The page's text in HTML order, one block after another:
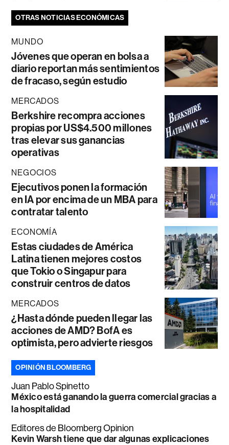
OTRAS NOTICIAS ECONÓMICAS
MUNDO
Jóvenes que operan en bolsa a
diario reportan más sentimientos
de fracaso, según estudio
MERCADOS
Berkshire recompra acciones
propias por US$4.500 millones
tras elevar sus ganancias
operativas
NEGOCIOS
Ejecutivos ponen la formación
en IA por encima de un MBA para
contratar talento
ECONOMÍA
Estas ciudades de América
Latina tienen mejores costos
que Tokio o Singapur para
construir centros de datos
MERCADOS
¿Hasta dónde pueden llegar las
acciones de AMD? BofA es
optimista, pero advierte riesgos
OPINIÓN BLOOMBERG
Juan Pablo Spinetto
México está ganando la guerra comercial gracias a
la hospitalidad
Editores de Bloomberg Opinion
Kevin Warsh tiene que dar algunas explicaciones